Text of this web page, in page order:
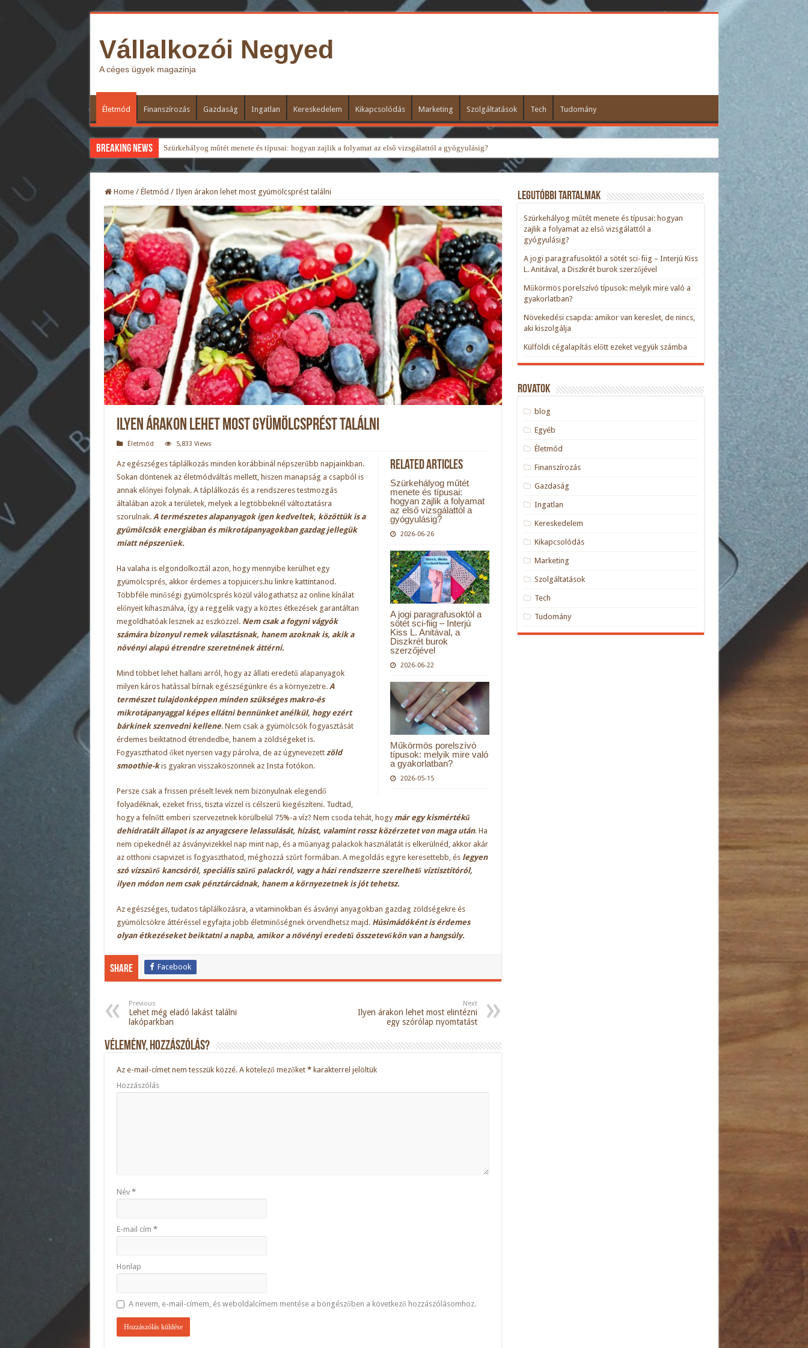
Vállalkozói Negyed
A céges ügyek magazinja
Életmód Finanszírozás Gazdaság Ingatlan Kereskedelem Kikapcsolódás Marketing Szolgáltatások Tech Tudomány
Breaking News Szürkehályog műtét menete és típusai: hogyan zajlik a folyamat az első vizsgálattól a gyógyulásig?
Home / Életmód / Ilyen árakon lehet most gyümölcsprést találni
Ilyen árakon lehet most gyümölcsprést találni
Életmód 5,833 Views
Related Articles
Szürkehályog műtét
menete és típusai:
hogyan zajlik a folyamat
az első vizsgálattól a
gyógyulásig?
2026-06-26
A jogi paragrafusoktól a
sötét sci-fiig – Interjú
Kiss L. Anitával, a
Diszkrét burok
szerzőjével
2026-06-22
Műkörmös porelszívó
típusok: melyik mire való
a gyakorlatban?
2026-05-15
Az egészséges táplálkozás minden korábbinál népszerűbb napjainkban.
Sokan döntenek az életmódváltás mellett, hiszen manapság a csapból is
annak előnyei folynak. A táplálkozás és a rendszeres testmozgás
általában azok a területek, melyek a legtöbbeknél változtatásra
szorulnak. A természetes alapanyagok igen kedveltek, közöttük is a
gyümölcsök energiában és mikrotápanyagokban gazdag jellegük
miatt népszerűek.
Ha valaha is elgondolkoztál azon, hogy mennyibe kerülhet egy
gyümölcsprés, akkor érdemes a topjuicers.hu linkrekattintanod.
Többféle minőségi gyümölcsprés közül válogathatsz az online kínálat
előnyeit kihasználva, így a reggelik vagy a köztes étkezések garantáltan
megoldhatóak lesznek az eszközzel. Nem csak a fogyni vágyók
számára bizonyul remek választásnak, hanem azoknak is, akik a
növényi alapú étrendre szeretnének áttérni.
Mind többet lehet hallani arról, hogy az állati eredetű alapanyagok
milyen káros hatással bírnak egészségünkre és a környezetre. A
természet tulajdonképpen minden szükséges makro-és
mikrotápanyaggal képes ellátni bennünket anélkül, hogy ezért
bárkinek szenvedni kellene. Nem csak a gyümölcsök fogyasztását
érdemes beiktatnod étrendedbe, hanem a zöldségeket is.
Fogyaszthatod őket nyersen vagy párolva, de az úgynevezett zöld
smoothie-kis gyakran visszaköszönnek az Insta fotókon.
Persze csak a frissen préselt levek nem bizonyulnak elegendő
folyadéknak, ezeket friss, tiszta vízzel is célszerű kiegészíteni. Tudtad,
hogy a felnőtt emberi szervezetnek körülbelül 75%-a víz? Nem csoda tehát, hogy már egy kismértékű
dehidratált állapot is az anyagcsere lelassulását, hízást, valamint rossz közérzetet von maga után. Ha
nem cipekednél az ásványvizekkel nap mint nap, és a műanyag palackok használatát is elkerülnéd, akkor akár
az otthoni csapvizet is fogyaszthatod, méghozzá szűrt formában. A megoldás egyre keresettebb, és legyen
szó vízszűrő kancsóról, speciális szűrő palackról, vagy a házi rendszerre szerelhető víztisztítóról,
ilyen módon nem csak pénztárcádnak, hanem a környezetnek is jót tehetsz.
Az egészséges, tudatos táplálkozásra, a vitaminokban és ásványi anyagokban gazdag zöldségekre és
gyümölcsökre áttéréssel egyfajta jobb életminőségnek örvendhetsz majd. Húsimádóként is érdemes
olyan étkezéseket beiktatni a napba, amikor a növényi eredetű összetevőkön van a hangsúly.
Share Facebook
Previous
Lehet még eladó lakást találni
lakóparkban
Next
Ilyen árakon lehet most elintézni
egy szórólap nyomtatást
Vélemény, hozzászólás?
Az e-mail-címet nem tesszük közzé.A kötelező mezőket *karakterrel jelöltük
Hozzászólás
Név *
E-mail cím *
Honlap
A nevem, e-mail-címem, és weboldalcímem mentése a böngészőben a következő hozzászólásomhoz.
Legutóbbi tartalmak
Szürkehályog műtét menete és típusai: hogyan
zajlik a folyamat az első vizsgálattól a
gyógyulásig?
A jogi paragrafusoktól a sötét sci-fiig – Interjú Kiss
L. Anitával, a Diszkrét burok szerzőjével
Műkörmös porelszívó típusok: melyik mire való a
gyakorlatban?
Növekedési csapda: amikor van kereslet, de nincs,
aki kiszolgálja
Külföldi cégalapítás előtt ezeket vegyük számba
Rovatok
blog
Egyéb
Életmód
Finanszírozás
Gazdaság
Ingatlan
Kereskedelem
Kikapcsolódás
Marketing
Szolgáltatások
Tech
Tudomány